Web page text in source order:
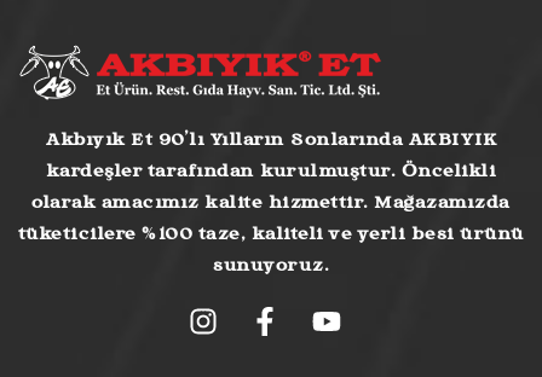
Akbıyık Et 90’lı Yılların Sonlarında AKBIYIK
kardeşler tarafından kurulmuştur. Öncelikli
olarak amacımız kalite hizmettir. Mağazamızda
tüketicilere %100 taze, kaliteli ve yerli besi ürünü
sunuyoruz.